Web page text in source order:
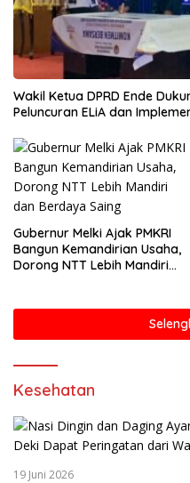
Wakil Ketua DPRD Ende
Peluncuran ELiA dan
Gubernur Melki Ajak PMKRI
Bangun Kemandirian Usaha,
Dorong NTT Lebih Mandiri
Kesehatan
19 Juni 2026